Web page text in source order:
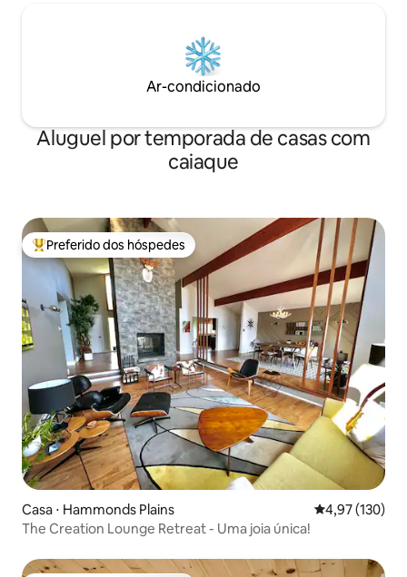
Ar-condicionado
Aluguel por temporada de casas com
caiaque
Entre os melhores preferidos dos hóspedes
Preferido dos hóspedes
Casa ⋅ Hammonds Plains 4,97 de uma
4,97 (130)
The Creation Lounge Retreat - Uma joia única!